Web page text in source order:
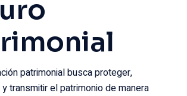
patrimonial busca proteger,
transmitir el patrimonio de manera